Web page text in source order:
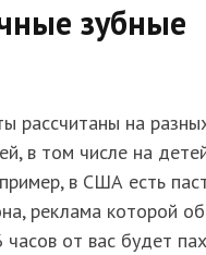
зубные
рассчитаны на
в том числе на
в США есть
реклама которой
от вас будет